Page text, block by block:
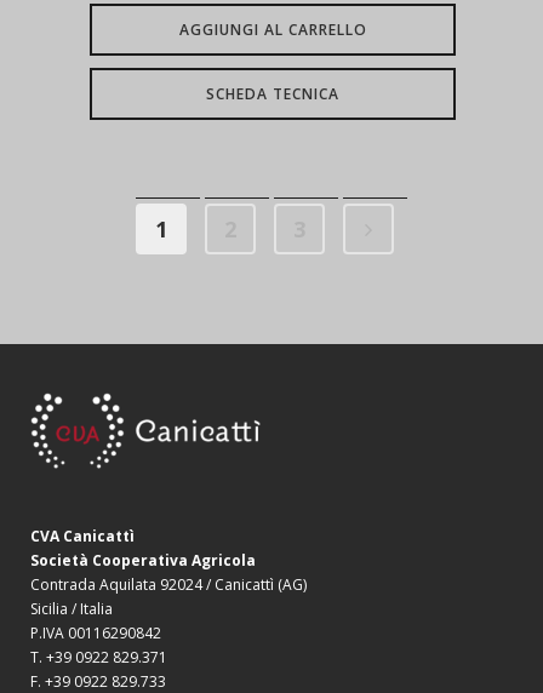
AGGIUNGI AL CARRELLO
SCHEDA TECNICA
1
CVA Canicattì
Società Cooperativa Agricola
Contrada Aquilata 92024 / Canicattì (AG)
Sicilia / Italia
P.IVA 00116290842
T. +39 0922 829.371
F. +39 0922 829.733